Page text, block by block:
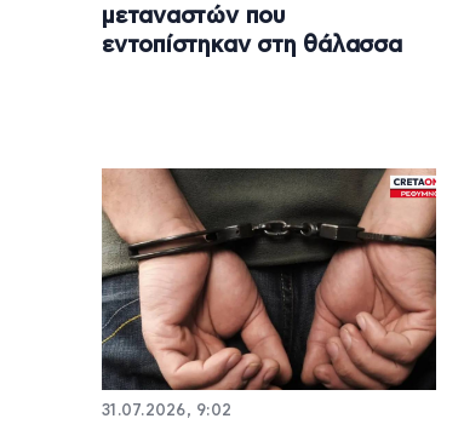
μεταναστών που
εντοπίστηκαν στη θάλασσα
31.07.2026, 9:02